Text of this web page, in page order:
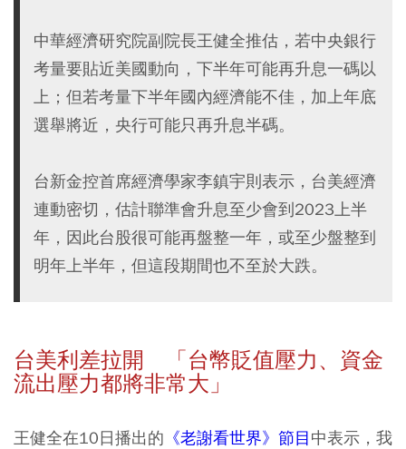
中華經濟研究院副院長王健全推估，若中央銀行
考量要貼近美國動向，下半年可能再升息一碼以
上；但若考量下半年國內經濟能不佳，加上年底
選舉將近，央行可能只再升息半碼。
台新金控首席經濟學家李鎮宇則表示，台美經濟
連動密切，估計聯準會升息至少會到2023上半
年，因此台股很可能再盤整一年，或至少盤整到
明年上半年，但這段期間也不至於大跌。
台美利差拉開 「台幣貶值壓力、資金
流出壓力都將非常大」
王健全在10日播出的 《老謝看世界》節目中表示，我